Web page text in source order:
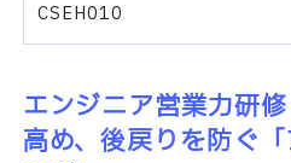
CSEH010
エンジニア営業力研
高め、後戻りを防ぐ